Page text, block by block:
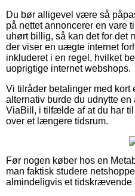
Du bør alligevel være så
på nettet annoncerer en vare
uhørt billig, så kan det for det
der viser en uægte internet
inkluderet i en regel, hvilket
uoprigtige internet webshops.
Vi tilråder betalinger med kort
alternativ burde du udnytte
ViaBill, i tilfælde af at du har
over et længere tidsrum.
Før nogen køber hos en
man faktisk studere
almindeligvis et tidskrævende